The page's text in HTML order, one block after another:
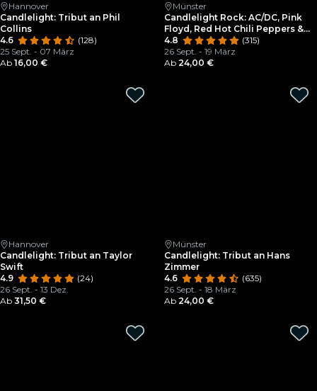
Hannover
Candlelight: Tribut an Phil
Collins
4.6
(128)
25 Sept. - 07 März
Ab 16,00 €
Münster
Candlelight Rock: AC/DC, Pink
Floyd, Red Hot Chili Peppers &
mehr
4.8
(315)
26 Sept. - 19 März
Ab 24,00 €
Hannover
Candlelight: Tribut an Taylor
Swift
4.9
(24)
26 Sept. - 13 Dez.
Ab 31,50 €
Münster
Candlelight: Tribut an Hans
Zimmer
4.6
(635)
26 Sept. - 18 März
Ab 24,00 €